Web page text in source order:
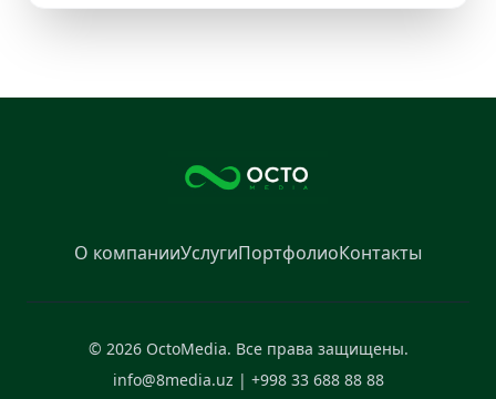
О компанииУслугиПортфолиоКонтакты
© 2026 OctoMedia. Все права защищены.
info@8media.uz | +998 33 688 88 88